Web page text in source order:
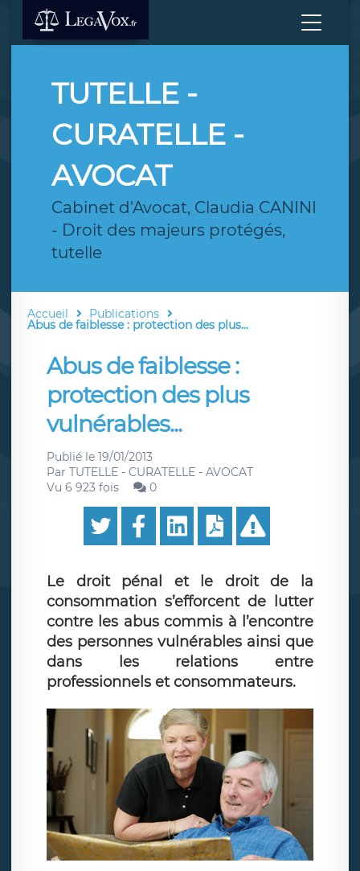
TUTELLE -
CURATELLE -
AVOCAT
Cabinet d'Avocat, Claudia CANINI
- Droit des majeurs protégés,
tutelle
Accueil Publications
Abus de faiblesse : protection des plus...
Abus de faiblesse :
protection des plus
vulnérables...
Publié le 19/01/2013
Par TUTELLE - CURATELLE - AVOCAT
Vu 6 923 fois
0
Le droit pénal et le droit de la
consommation s’efforcent de lutter
contre les abus commis à l’encontre
des personnes vulnérables ainsi que
dans les relations entre
professionnels et consommateurs.